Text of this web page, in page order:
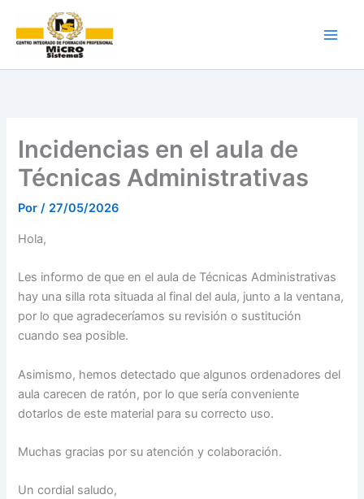
contenido
Incidencias en el aula de
Técnicas Administrativas
Por/ 27/05/2026
Hola,
Les informo de que en el aula de Técnicas Administrativas
hay una silla rota situada al final del aula, junto a la ventana,
por lo que agradeceríamos su revisión o sustitución
cuando sea posible.
Asimismo, hemos detectado que algunos ordenadores del
aula carecen de ratón, por lo que sería conveniente
dotarlos de este material para su correcto uso.
Muchas gracias por su atención y colaboración.
Un cordial saludo,